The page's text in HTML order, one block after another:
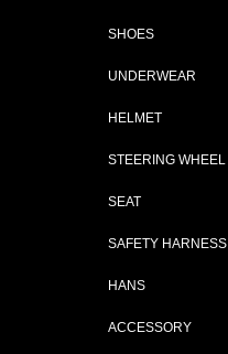
SHOES
UNDERWEAR
HELMET
STEERING WHEEL
SEAT
SAFETY HARNESS
HANS
ACCESSORY